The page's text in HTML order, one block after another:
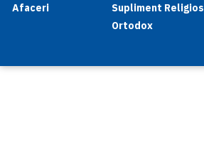
Afaceri
Supliment Religios
Ortodox